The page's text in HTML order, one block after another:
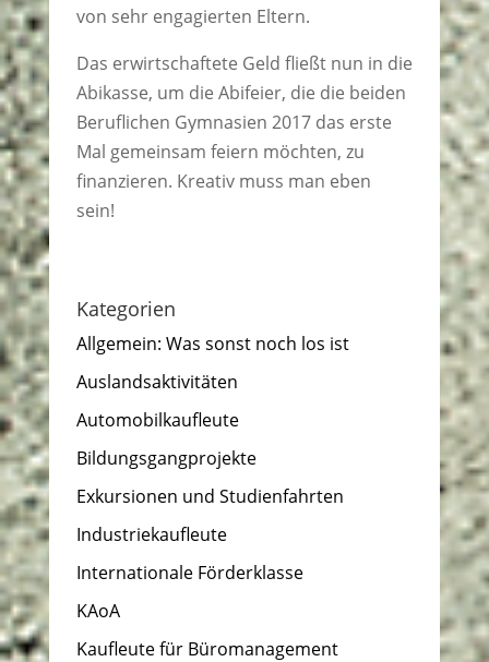
von sehr engagierten Eltern.
Das erwirtschaftete Geld fließt nun in die
Abikasse, um die Abifeier, die die beiden
Beruflichen Gymnasien 2017 das erste
Mal gemeinsam feiern möchten, zu
finanzieren. Kreativ muss man eben
sein!
Kategorien
Allgemein: Was sonst noch los ist
Auslandsaktivitäten
Automobilkaufleute
Bildungsgangprojekte
Exkursionen und Studienfahrten
Industriekaufleute
Internationale Förderklasse
KAoA
Kaufleute für Büromanagement